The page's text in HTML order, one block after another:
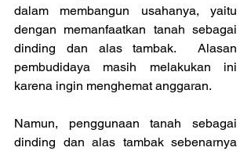
dalam membangun usahanya, yaitu
dengan memanfaatkan tanah sebagai
dinding dan alas tambak.  Alasan
pembudidaya masih melakukan ini
karena ingin menghemat anggaran.
Namun, penggunaan tanah sebagai
dinding dan alas tambak sebenarnya